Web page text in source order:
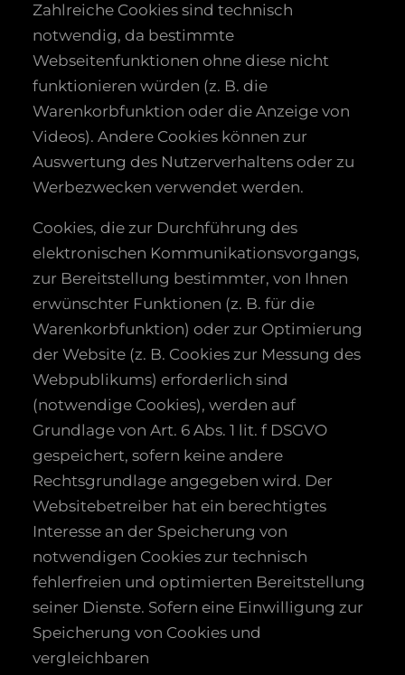
Zahlreiche Cookies sind technisch
notwendig, da bestimmte
Webseitenfunktionen ohne diese nicht
funktionieren würden (z. B. die
Warenkorbfunktion oder die Anzeige von
Videos). Andere Cookies können zur
Auswertung des Nutzerverhaltens oder zu
Werbezwecken verwendet werden.
Cookies, die zur Durchführung des
elektronischen Kommunikationsvorgangs,
zur Bereitstellung bestimmter, von Ihnen
erwünschter Funktionen (z. B. für die
Warenkorbfunktion) oder zur Optimierung
der Website (z. B. Cookies zur Messung des
Webpublikums) erforderlich sind
(notwendige Cookies), werden auf
Grundlage von Art. 6 Abs. 1 lit. f DSGVO
gespeichert, sofern keine andere
Rechtsgrundlage angegeben wird. Der
Websitebetreiber hat ein berechtigtes
Interesse an der Speicherung von
notwendigen Cookies zur technisch
fehlerfreien und optimierten Bereitstellung
seiner Dienste. Sofern eine Einwilligung zur
Speicherung von Cookies und
vergleichbaren